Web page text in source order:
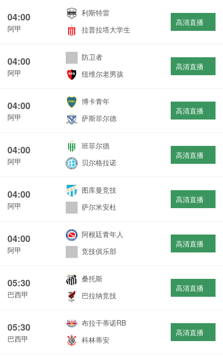
04:00
阿甲
利斯特雷
拉普拉塔大学生
高清直播
04:00
阿甲
防卫者
纽维尔老男孩
高清直播
04:00
阿甲
博卡青年
萨斯菲尔德
高清直播
04:00
阿甲
班菲尔德
贝尔格拉诺
高清直播
04:00
阿甲
图库曼竞技
萨尔米安杜
高清直播
04:00
阿甲
阿根廷青年人
竞技俱乐部
高清直播
05:30
巴西甲
桑托斯
巴拉纳竞技
高清直播
05:30
巴西甲
布拉干蒂诺RB
科林蒂安
高清直播